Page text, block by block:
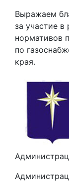
Выражаем
за участие в
нормативов
по
края.